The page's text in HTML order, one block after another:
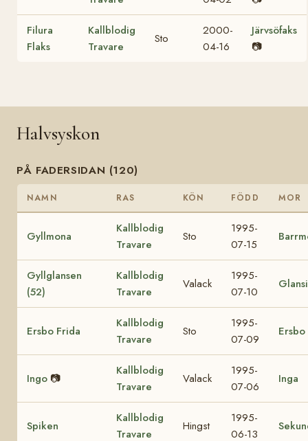
Filura
Flaks
Kallblodig
Travare
Sto
2000-
04-16
Järvsöfaks
📷
Halvsyskon
PÅ FADERSIDAN (120)
NAMN RAS KÖN FÖDD MOR
Gyllmona
Kallblodig
Travare
Sto
1995-
07-15
Gyllglansen
(52)
Kallblodig
Travare
Valack
1995-
07-10
Ersbo Frida
Kallblodig
Travare
Sto
1995-
07-09
Ersbo
Ingo 📷
Kallblodig
Travare
Valack
1995-
07-06
Inga
Spiken
Kallblodig
Travare
Hingst
1995-
06-13